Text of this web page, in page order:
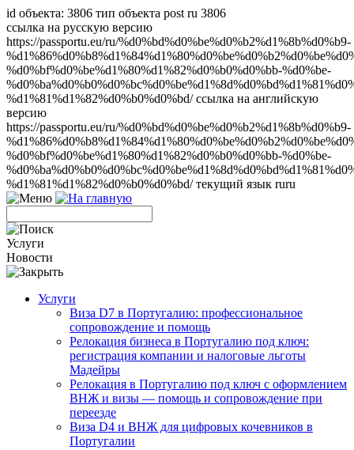
id объекта: 3806 тип объекта post ru 3806
ссылка на русскую версию
https://passportu.eu/ru/%d0%bd%d0%be%d0%b2%d1%8b%d0%b9-
%d0%bf%d0%be%d1%80%d1%82%d0%b0%d0%bb-%d0%be-
%d1%81%d1%82%d0%b0%d0%bd/ ссылка на английскую
версию
https://passportu.eu/ru/%d0%bd%d0%be%d0%b2%d1%8b%d0%b9-
%d0%bf%d0%be%d1%80%d1%82%d0%b0%d0%bb-%d0%be-
%d1%81%d1%82%d0%b0%d0%bd/ текущий язык ruru
Услуги
Новости
Услуги
Виза D7 в Португалию: профессиональное
сопровождение и помощь
Релокация бизнеса в Португалию под ключ:
регистрация компании и налоговые льготы
Мадейры
Релокация в Португалию под ключ с оформлением
ВНЖ и визы — помощь и сопровождение при
переезде
Виза D4 и ВНЖ для цифровых кочевников в
Португалии